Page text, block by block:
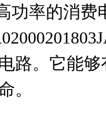
路。它能
。